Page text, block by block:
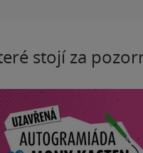
stojí za